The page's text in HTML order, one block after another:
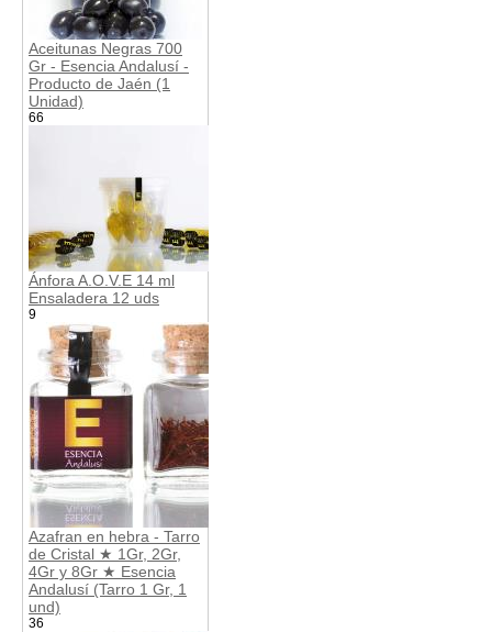
Aceitunas Negras 700
Gr - Esencia Andalusí -
Producto de Jaén (1
Unidad)
66
Ánfora A.O.V.E 14 ml
Ensaladera 12 uds
9
Azafran en hebra - Tarro
de Cristal ★ 1Gr, 2Gr,
4Gr y 8Gr ★ Esencia
Andalusí (Tarro 1 Gr, 1
und)
36